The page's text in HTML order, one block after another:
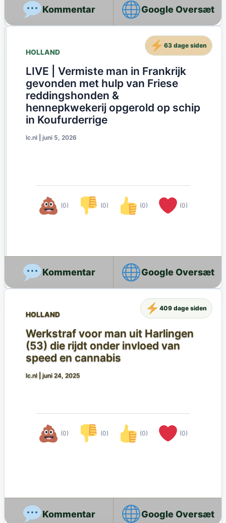
Google Oversæt
HOLLAND
LIVE | Vermiste man in Frankrijk
gevonden met hulp van Friese
reddingshonden &
hennepkwekerij opgerold op schip
in Koufurderrige
lc.nl juni 5, 2026
(0) (0) (0) (0)
63 dage siden
Google Oversæt
HOLLAND
Werkstraf voor man uit Harlingen
(53) die rijdt onder invloed van
speed en cannabis
lc.nl juni 24, 2025
(0) (0) (0) (0)
409 dage siden
Google Oversæt